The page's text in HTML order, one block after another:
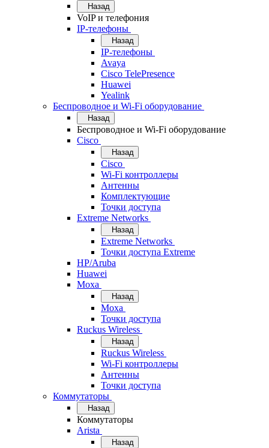
Назад
VoIP и телефония
IP-телефоны
Назад
IP-телефоны
Avaya
Cisco TelePresence
Huawei
Yealink
Беспроводное и Wi-Fi оборудование
Назад
Беспроводное и Wi-Fi оборудование
Cisco
Назад
Cisco
Wi-Fi контроллеры
Антенны
Комплектующие
Точки доступа
Extreme Networks
Назад
Extreme Networks
Точки доступа Extreme
HP/Aruba
Huawei
Moxa
Назад
Moxa
Точки доступа
Ruckus Wireless
Назад
Ruckus Wireless
Wi-Fi контроллеры
Антенны
Точки доступа
Коммутаторы
Назад
Коммутаторы
Arista
Назад